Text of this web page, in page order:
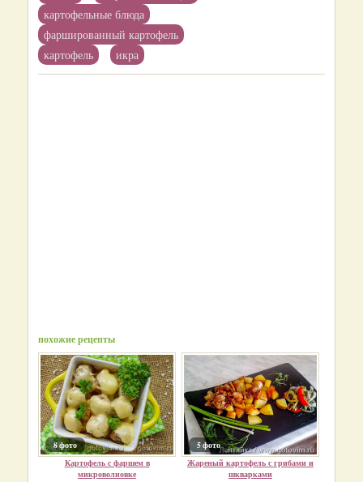
картофельные блюда
фаршированный картофель
картофель
икра
похожие рецепты
8 фото
Картофель с фаршем в
микроволновке
5 фото
Жареный картофель с грибами и
шкварками